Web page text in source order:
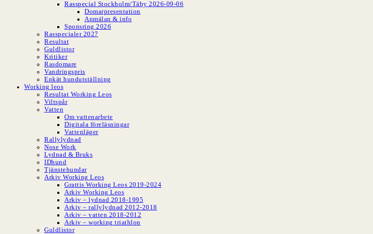
Rasspecial Stockholm/Täby 2026-09-06
Domarpresentation
Anmälan & info
Sponsring 2026
Rasspecialer 2027
Resultat
Guldlistor
Kritiker
Rasdomare
Vandringspris
Enkät hundutställning
Working leos
Resultat Working Leos
Viltspår
Vatten
Om vattenarbete
Digitala föreläsningar
Vattenläger
Rallylydnad
Nose Work
Lydnad & Bruks
IDhund
Tjänstehundar
Arkiv Working Leos
Grattis Working Leos 2019-2024
Arkiv Working Leos
Arkiv – lydnad 2018-1995
Arkiv – rallylydnad 2012-2018
Arkiv – vatten 2018-2012
Arkiv – working triathlon
Guldlistor